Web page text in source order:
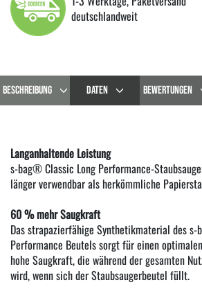
deutschlandweit
BESCHREIBUNG DATEN BEWERTUNGEN
Langanhaltende Leistung
s-bag® Classic Long Performance-
länger verwendbar als herkömmliche
60 % mehr Saugkraft
Das strapazierfähige Synthetikmaterial des
Performance Beutels sorgt für einen
hohe Saugkraft, die während der gesamten
wird, wenn sich der Staubsaugerbeutel füllt.